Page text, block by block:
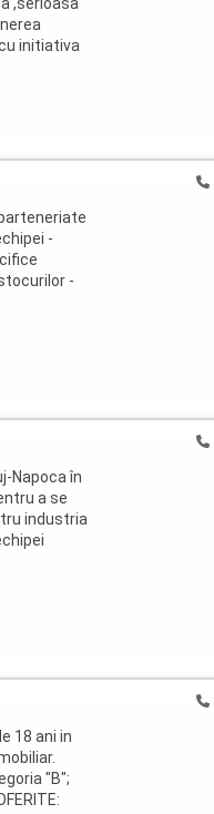
initiativa
-
-
Napoca în
a se
industria
18 ani in
"B";